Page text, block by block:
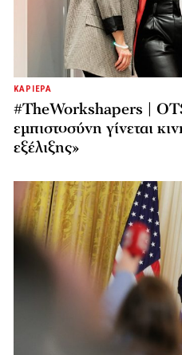
ΚΑΡΙΕΡΑ
#TheWorkshapers |
εμπιστοσύνη γίνεται
εξέλιξης»